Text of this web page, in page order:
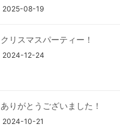
2025-08-19
クリスマスパーティー！
2024-12-24
ありがとうございました！
2024-10-21